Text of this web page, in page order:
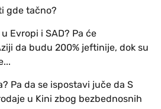
gde tačno?
Evropi i SAD? Pa će
da budu 200% jeftinije, dok su
Pa da se ispostavi juče da S
u Kini zbog bezbednosnih